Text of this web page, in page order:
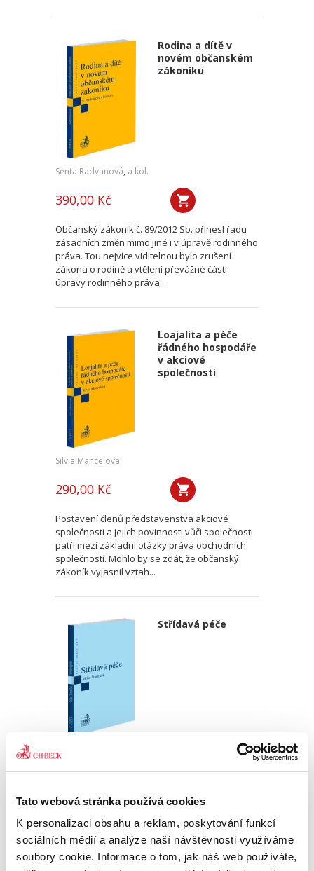
Tato webová stránka používá cookies
K personalizaci obsahu a reklam, poskytování funkcí
sociálních médií a analýze naší návštěvnosti využíváme
soubory cookie. Informace o tom, jak náš web používáte,
Rodina a dítě v
novém občanském
zákoníku
Senta Radvanová, a kol.
390,00 Kč
Občanský zákoník č. 89/2012 Sb. přinesl řadu
zásadních změn mimo jiné i v úpravě rodinného
práva. Tou nejvíce viditelnou bylo zrušení
zákona o rodině a vtělení převážné části
úpravy rodinného práva...
Loajalita a péče
řádného hospodáře
v akciové
společnosti
Silvia Mancelová
290,00 Kč
Postavení členů představenstva akciové
společnosti a jejich povinnosti vůči společnosti
patří mezi základní otázky práva obchodních
společností. Mohlo by se zdát, že občanský
zákoník vyjasnil vztah...
Střídavá péče
Milan Trávníček
Publikace se zabývá současnou právní
úpravou střídavé péče v občanském zákoníku
a shrnuje, k jakým změnám došlo oproti úpravě
v zákoně o rodině, přičemž vychází zejména z
nejnovější judikatury...